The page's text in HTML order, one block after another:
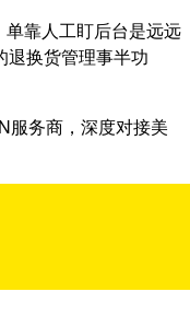
靠人工盯后台是远远
退换货管理事半功
务商， 深度对接美